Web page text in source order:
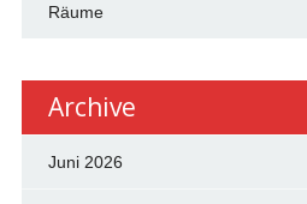
Räume
Archive
Juni 2026